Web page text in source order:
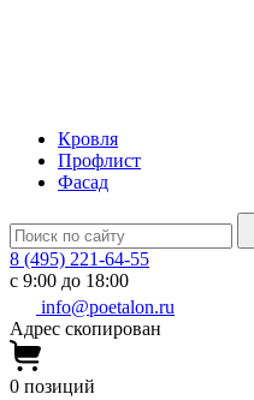
Кровля
Профлист
Фасад
8 (495) 221-64-55
с 9:00 до 18:00
info@poetalon.ru
Адрес скопирован
0 позиций